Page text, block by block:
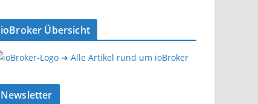
ioBroker Übersicht
➔ Alle Artikel rund um ioBroker
Newsletter